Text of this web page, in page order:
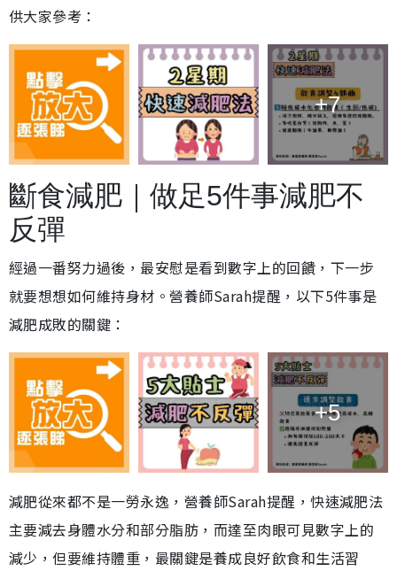
供大家參考：
+7
斷食減肥｜做足5件事減肥不
反彈
經過一番努力過後，最安慰是看到數字上的回饋，下一步
就要想想如何維持身材。營養師Sarah提醒，以下5件事是
減肥成敗的關鍵：
+5
減肥從來都不是一勞永逸，營養師Sarah提醒，快速減肥法
主要減去身體水分和部分脂肪，而達至肉眼可見數字上的
減少，但要維持體重，最關鍵是養成良好飲食和生活習